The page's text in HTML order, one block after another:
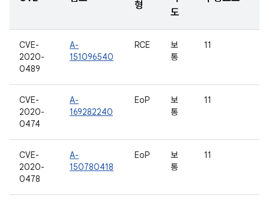
형
도
CVE-
2020-
0489
A-
151096540
RCE
보
통
11
CVE-
2020-
0474
A-
169282240
EoP
보
통
11
CVE-
2020-
0478
A-
150780418
EoP
보
통
11